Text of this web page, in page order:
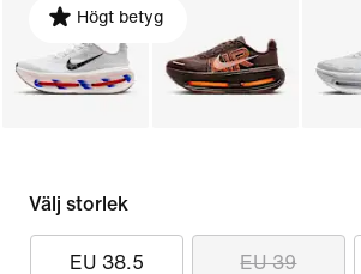
Högt betyg
Välj storlek
EU 38.5 EU 39